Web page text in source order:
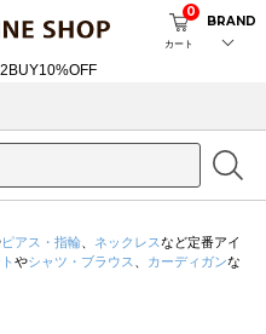
カート
0
BRAND
ピアス・指輪 ネックレスなど定番アイ
やシャツ・ブラウス カーディガンな